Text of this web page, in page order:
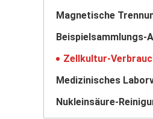
Magnetische
Beispielsammlungs-
Nukleinsäure-